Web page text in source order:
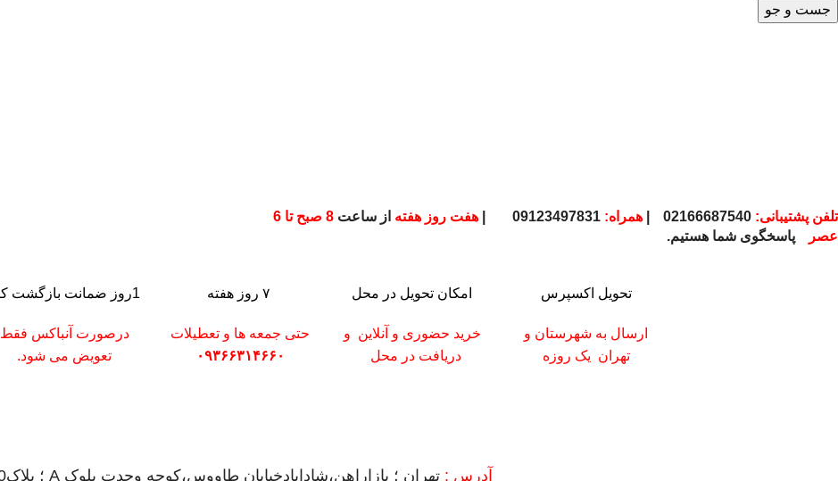
جست و جو
تلفن پشتیبانی: همراه: هفت روز هفته از ساعت
8 صبح تا 6
عصر
پاسخگوی شما هستیم.
تحویل اکسپرس
ارسال به شهرستان و
تهران یک روزه
امکان تحویل در محل
خرید حضوری و آنلاین و
دریافت در محل
۷ روز هفته
حتی جمعه ها و تعطیلات
۰۹۳۶۶۳۱۴۶۶۰
1روز ضمانت بازگشت کالا
درصورت آنباکس فقط
تعویض می شود.
آدرس : تهران ؛ بازاراهن،شادابادخیابان طاووس،کوچه وحدت بلوک A ؛ پلاک220